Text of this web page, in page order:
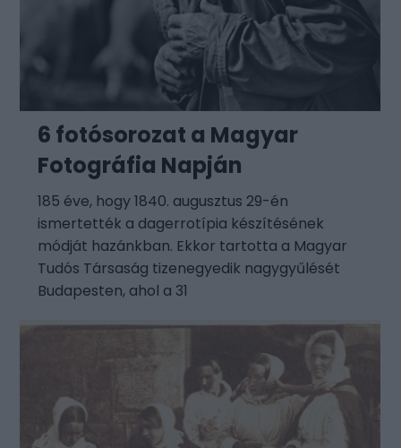
6 fotósorozat a Magyar
Fotográfia Napján
185 éve, hogy 1840. augusztus 29-én
ismertették a dagerrotípia készítésének
módját hazánkban. Ekkor tartotta a Magyar
Tudós Társaság tizenegyedik nagygyűlését
Budapesten, ahol a 31